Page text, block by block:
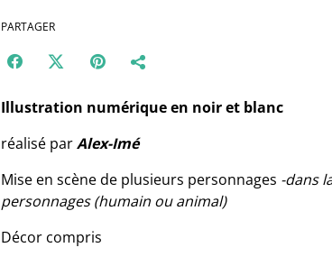
PARTAGER
Illustration numérique en noir et blanc
réalisé parAlex-Imé
Mise en scène de plusieurs personnages -dans
personnages (humain ou animal)
Décor compris